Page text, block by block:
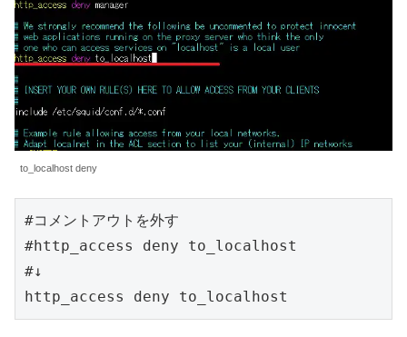
to_localhost deny
#コメントアウトを外す
#http_access deny to_localhost
#↓
http_access deny to_localhost